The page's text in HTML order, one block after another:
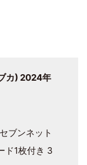
カ) 2024年
ブンネット
ド1枚付き 3